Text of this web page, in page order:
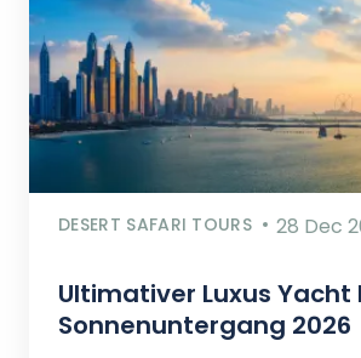
DESERT SAFARI TOURS 28 Dec
Ultimativer Luxus Yacht
Sonnenuntergang 2026